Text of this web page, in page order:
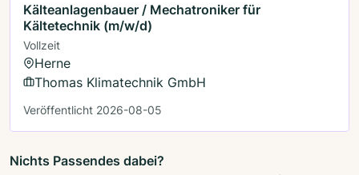
Kälteanlagenbauer / Mechatroniker für
Kältetechnik (m/w/d)
Vollzeit
Herne
Thomas Klimatechnik GmbH
Veröffentlicht 2026-08-05
Nichts Passendes dabei?